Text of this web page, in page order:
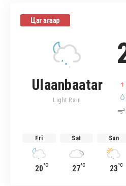
Цаг агаар
Ulaanbaatar
Light Rain
Fri
20°C
Sat
27°C
Sun
23°C